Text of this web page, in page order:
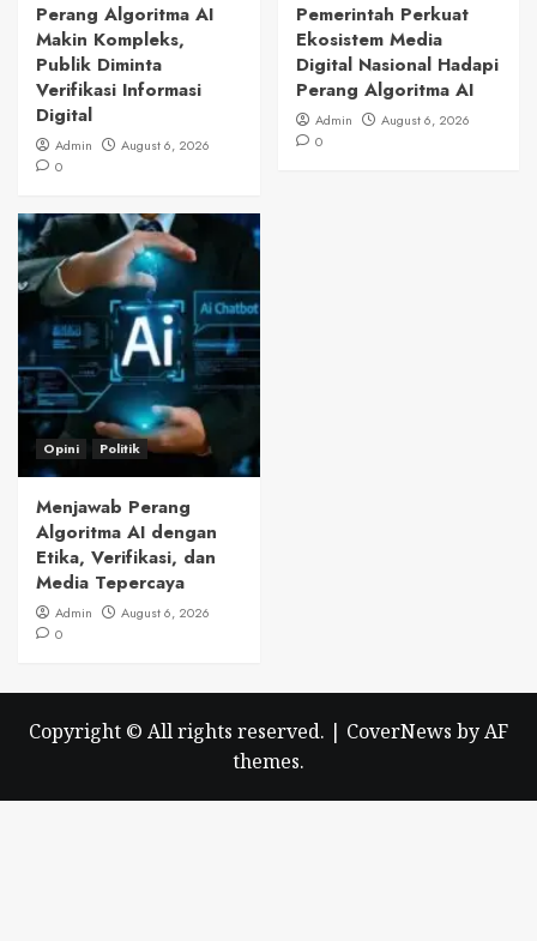
Perang Algoritma AI
Makin Kompleks,
Publik Diminta
Verifikasi Informasi
Digital
Admin
August 6, 2026
0
Pemerintah Perkuat
Ekosistem Media
Digital Nasional Hadapi
Perang Algoritma AI
Admin
August 6, 2026
0
Opini Politik
Menjawab Perang
Algoritma AI dengan
Etika, Verifikasi, dan
Media Tepercaya
Admin
August 6, 2026
0
Copyright © All rights reserved. | CoverNews by AF
themes.